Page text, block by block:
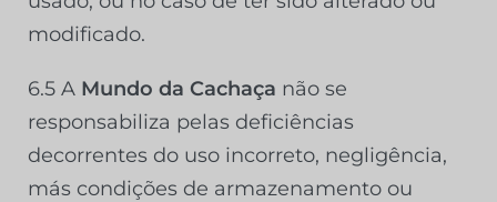
modificado.
6.5 A Mundo da Cachaça não se
responsabiliza pelas deficiências
decorrentes do uso incorreto, negligência,
más condições de armazenamento ou